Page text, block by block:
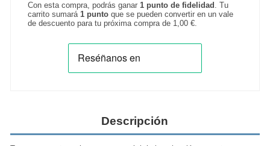
Con esta compra, podrás ganar1 punto de fidelidad . Tu
carrito sumará1 punto que se pueden convertir en un vale
de descuento para tu próxima compra de 1,00 €.
Descripción